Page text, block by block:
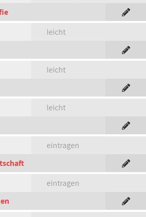
leicht
leicht
leicht
eintragen
eintragen